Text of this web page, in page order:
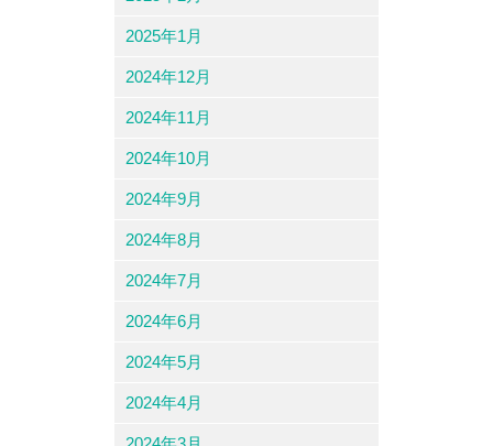
2025年1月
2024年12月
2024年11月
2024年10月
2024年9月
2024年8月
2024年7月
2024年6月
2024年5月
2024年4月